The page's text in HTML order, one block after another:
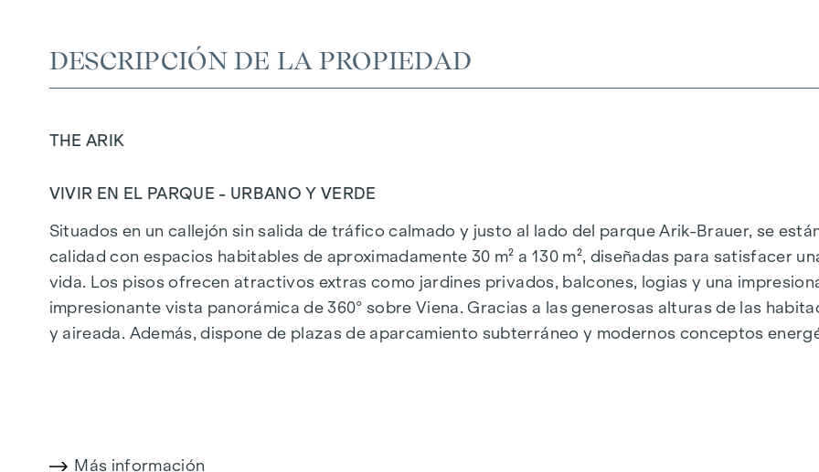
DESCRIPCIÓN DE LA PROPIEDAD
THE ARIK
VIVIR EN EL PARQUE - URBANO Y VERDE
Situados en un callejón sin salida de tráfico calmado y justo al lado del parque Arik-Brauer, se
calidad con espacios habitables de aproximadamente 30 m² a 130 m², diseñadas para satisfacer
vida. Los pisos ofrecen atractivos extras como jardines privados, balcones, logias y una
impresionante vista panorámica de 360° sobre Viena. Gracias a las generosas alturas de las
y aireada. Además, dispone de plazas de aparcamiento subterráneo y modernos conceptos
Más información